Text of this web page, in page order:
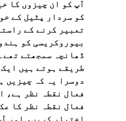
آپ کو ان چیزوں کا
کو سردار پٹیل کے
تعبیر کرنے کے
بیوروکریسی کو
ڈھانچہ سمجھتے
طریقے ہوتے ہیں
دوسرا یہ کہ چیزیں
فعال نقطہ نظر ہے،
فعال نقطہ نظر کا
اختیار کریں، اور